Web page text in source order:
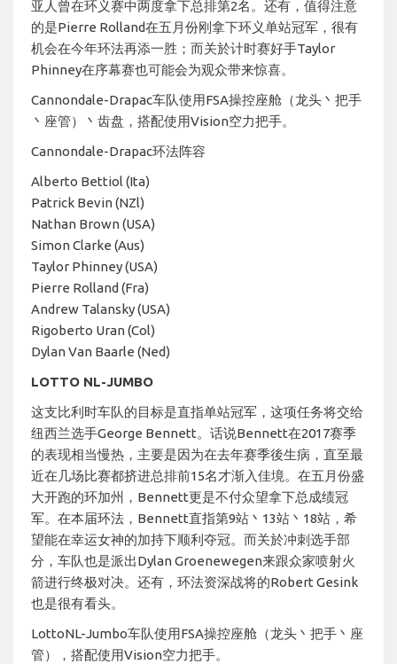
亚人曾在环义赛中两度拿下总排第2名。还有，值得注意
的是Pierre Rolland在五月份刚拿下环义单站冠军，很有
机会在今年环法再添一胜；而关於计时赛好手Taylor
Phinney在序幕赛也可能会为观众带来惊喜。
Cannondale-Drapac车队使用FSA操控座舱（龙头丶把手
丶座管）丶齿盘，搭配使用Vision空力把手。
Cannondale-Drapac环法阵容
Alberto Bettiol (Ita)
Patrick Bevin (NZl)
Nathan Brown (USA)
Simon Clarke (Aus)
Taylor Phinney (USA)
Pierre Rolland (Fra)
Andrew Talansky (USA)
Rigoberto Uran (Col)
Dylan Van Baarle (Ned)
LOTTO NL-JUMBO
这支比利时车队的目标是直指单站冠军，这项任务将交给
纽西兰选手George Bennett。话说Bennett在2017赛季
的表现相当慢热，主要是因为在去年赛季後生病，直至最
近在几场比赛都挤进总排前15名才渐入佳境。在五月份盛
大开跑的环加州，Bennett更是不付众望拿下总成绩冠
军。在本届环法，Bennett直指第9站丶13站丶18站，希
望能在幸运女神的加持下顺利夺冠。而关於冲刺选手部
分，车队也是派出Dylan Groenewegen来跟众家喷射火
箭进行终极对决。还有，环法资深战将的Robert Gesink
也是很有看头。
LottoNL-Jumbo车队使用FSA操控座舱（龙头丶把手丶座
管），搭配使用Vision空力把手。